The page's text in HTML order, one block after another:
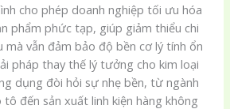
cho phép doanh nghiệp tối ưu hóa
phẩm phức tạp, giúp giảm thiểu chi
mà vẫn đảm bảo độ bền cơ lý tính ổn
pháp thay thế lý tưởng cho kim loại
dụng đòi hỏi sự nhẹ bền, từ ngành
tô đến sản xuất linh kiện hàng không